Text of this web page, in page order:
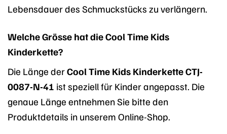
Lebensdauer des Schmuckstücks zu verlängern.
Welche Grösse hat die Cool Time Kids
Kinderkette?
Die Länge derCool Time Kids Kinderkette CTJ-
0087-N-41 ist speziell für Kinder angepasst. Die
genaue Länge entnehmen Sie bitte den
Produktdetails in unserem Online-Shop.